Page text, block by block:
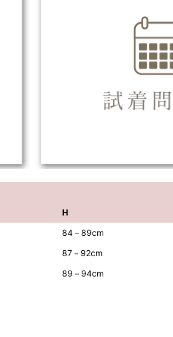
H
84－89cm
87－92cm
89－94cm